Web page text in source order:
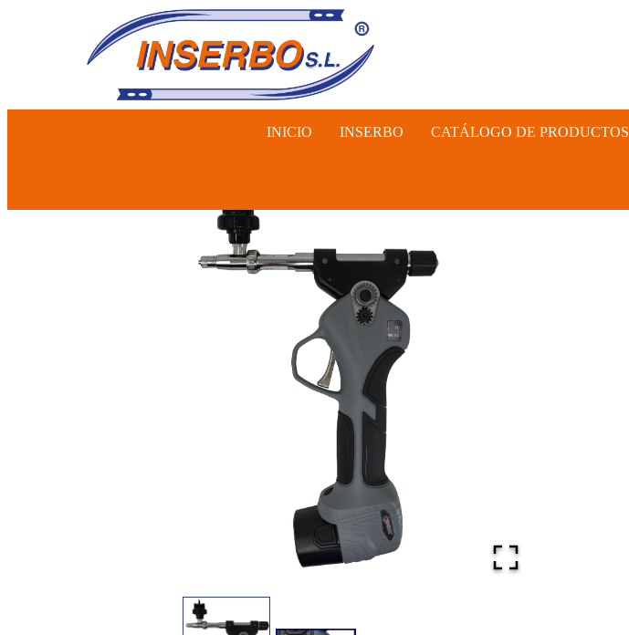
INICIO INSERBO CATÁLOGO DE PRODUCTOS